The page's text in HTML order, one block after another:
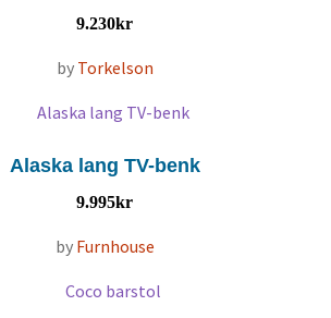
9.230kr
by Torkelson
Alaska lang TV-benk
9.995kr
by Furnhouse